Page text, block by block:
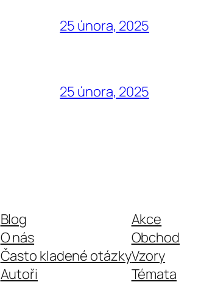
25 února, 2025
25 února, 2025
Blog
O nás
Často kladené otázky
Autoři
Akce
Obchod
Vzory
Témata